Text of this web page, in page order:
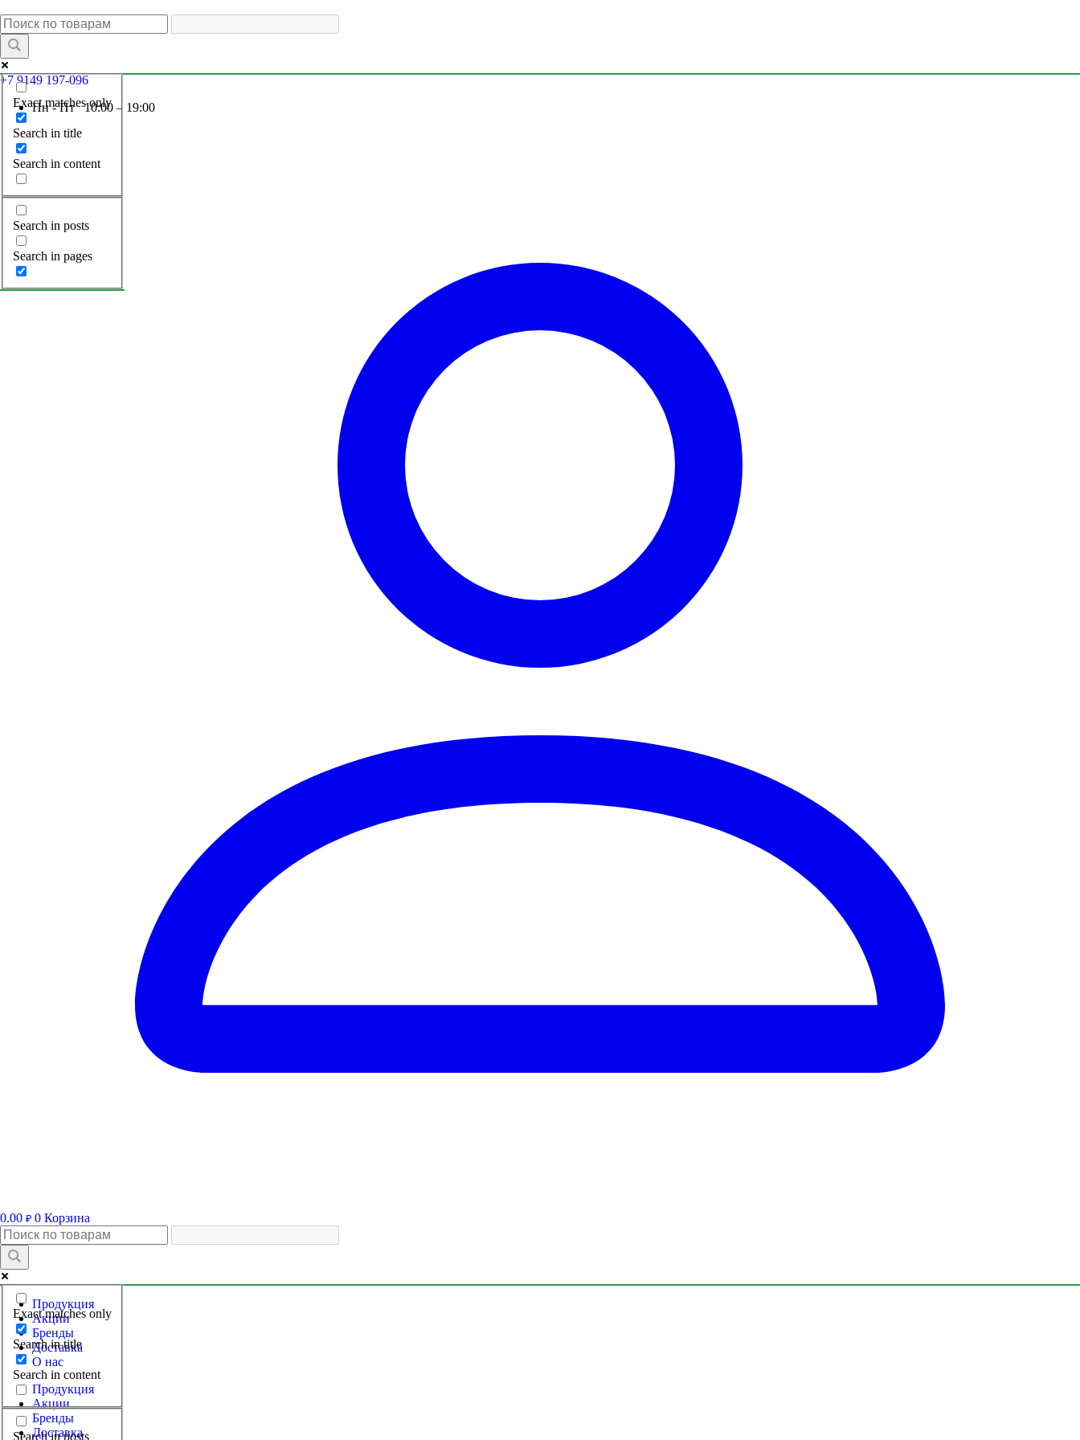
Exact matches only
Search in title
Search in content
Search in posts
Search in pages
+7 9149 197-096
Пн - Пт 10:00 – 19:00
0.00 ₽ 0 Корзина
Exact matches only
Search in title
Search in content
Search in posts
Продукция
Акции
Бренды
Доставка
О нас
Продукция
Акции
Бренды
Доставка